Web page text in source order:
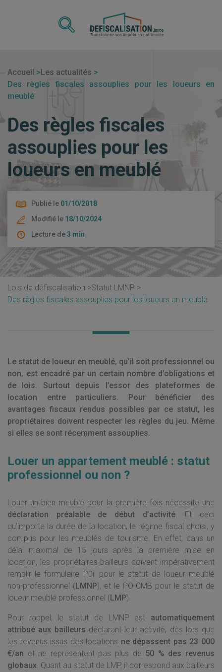
Accueil
Les actualités
Des règles fiscales assouplies pour les loueurs en
meublé
Des règles fiscales
assouplies pour les
loueurs en meublé
Publié le 01/10/2018
Modifié le 18/10/2024
Lecture de3 min
Lois de défiscalisation
Statut LMNP
Des règles fiscales assouplies pour les loueurs en meublé
Le statut de loueur en meublé, qu’il soit professionnel ou
non, est encadré par un certain nombre d’obligations et
de lois. Surtout depuis l’essor des plateformes de
location entre particuliers. Pour bénéficier des
avantages fiscaux rendus possibles par ce statut, les
propriétaires doivent respecter les règles du jeu. Même
si elles se sont récemment assouplies.
Louer un appartement meublé : statut
professionnel ou non ?
Louer un bien meublé pour la première fois nécessite une
déclaration préalable de début d’activité. Et ceci
qu’importe la durée de la location, le régime fiscal choisi, y
compris pour les meublés de tourisme. En effet, dans un
délai maximal de 15 jours après la première mise en
location, les propriétaires-bailleurs doivent impérativement
remplir le formulaire P0i, pour le statut de loueur meublé
non-professionnel (LMNP), et le PO CMB pour le statut de
loueur meublé professionnel (LMP).
Pour rappel, le statut de LMNP est automatiquement
attribué aux bailleurs déclarant leur activité, dès lors que
les revenus issus des locations ne dépassent pas 23 000
€/an et ne représentent pas plus de 50 % des revenus
globaux. Quant au statut de LMP, il correspond aux bailleurs